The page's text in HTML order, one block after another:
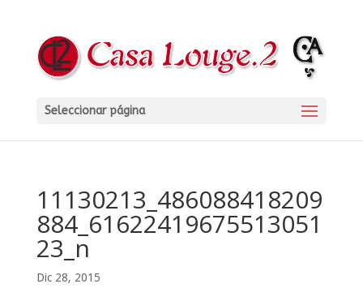
Seleccionar página
11130213_486088418209
884_61622419675513051
23_n
Dic 28, 2015